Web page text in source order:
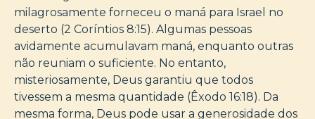
milagrosamente forneceu o maná para Israel no
deserto (2 Coríntios 8:15). Algumas pessoas
avidamente acumulavam maná, enquanto outras
não reuniam o suficiente. No entanto,
misteriosamente, Deus garantiu que todos
tivessem a mesma quantidade (Êxodo 16:18). Da
mesma forma, Deus pode usar a generosidade dos